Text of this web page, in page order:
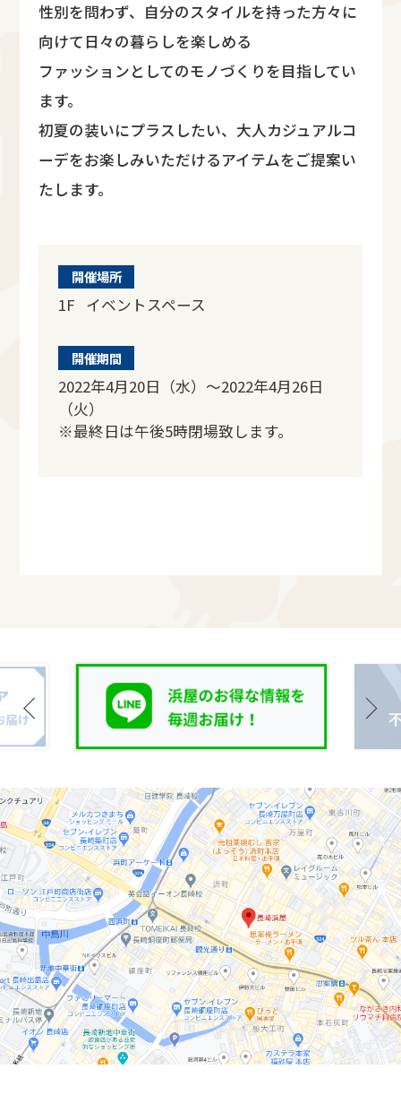
性別を問わず、自分のスタイルを持った方々に
向けて日々の暮らしを楽しめる
ファッションとしてのモノづくりを目指してい
ます。
初夏の装いにプラスしたい、大人カジュアルコ
ーデをお楽しみいただけるアイテムをご提案い
たします。
開催場所
1F イベントスペース
開催期間
2022年4月20日（水）～2022年4月26日
（火）
※最終日は午後5時閉場致します。